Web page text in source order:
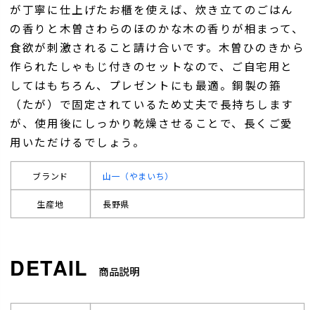
が丁寧に仕上げたお櫃を使えば、炊き立てのごはん
の香りと木曽さわらのほのかな木の香りが相まって、
食欲が刺激されること請け合いです。木曽ひのきから
作られたしゃもじ付きのセットなので、ご自宅用と
してはもちろん、プレゼントにも最適。銅製の箍
（たが）で固定されているため丈夫で長持ちします
が、使用後にしっかり乾燥させることで、長くご愛
用いただけるでしょう。
ブランド 山一（やまいち）
生産地 長野県
商品説明